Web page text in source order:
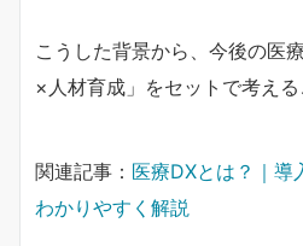
こうした背景から、今後の医
×人材育成」をセットで考える
関連記事： 医療DXとは？｜導
わかりやすく解説